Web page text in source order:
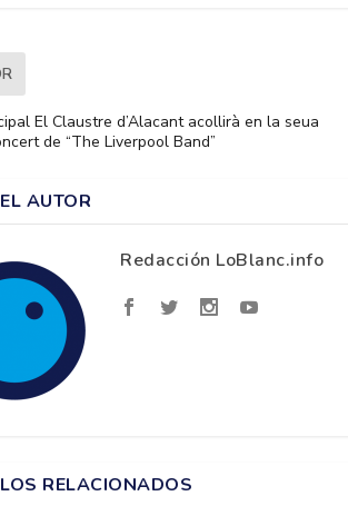
El Claustre d’Alacant acollirà en la seua
de “The Liverpool Band”
AUTOR
Redacción LoBlanc.info
RELACIONADOS